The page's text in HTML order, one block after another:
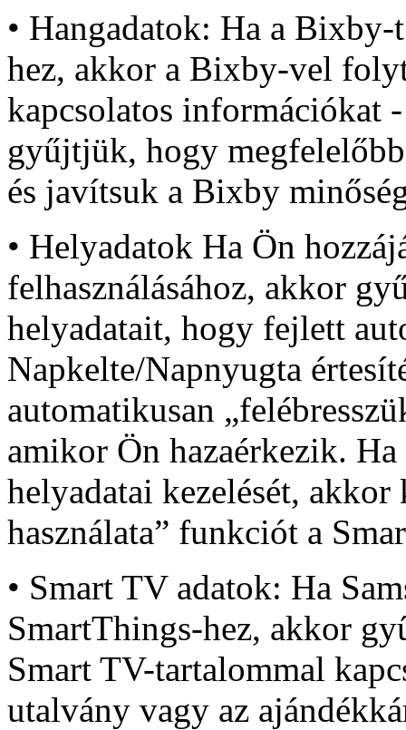
• Hangadatok: Ha a
hez, akkor a Bixby-vel
kapcsolatos információkat
gyűjtjük, hogy
és javítsuk a Bixby
• Helyadatok Ha Ön
felhasználásához, akkor
helyadatait, hogy fejlett
Napkelte/Napnyugta
automatikusan
amikor Ön hazaérkezik.
helyadatai kezelését,
használata” funkciót a
• Smart TV adatok: Ha
SmartThings-hez, akkor
Smart TV-tartalommal
utalvány vagy az